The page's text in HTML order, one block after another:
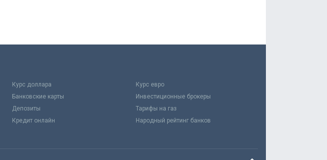
Курс доллара
Курс евро
Банковские карты
Инвестиционные брокеры
Депозиты
Тарифы на газ
Кредит онлайн
Народный рейтинг банков